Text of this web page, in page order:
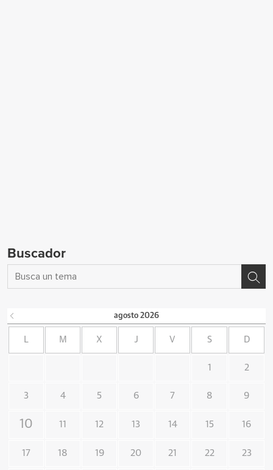
Buscador
agosto 2026
L M X J V S D
1 2
3 4 5 6 7 8 9
10 11 12 13 14 15 16
17 18 19 20 21 22 23